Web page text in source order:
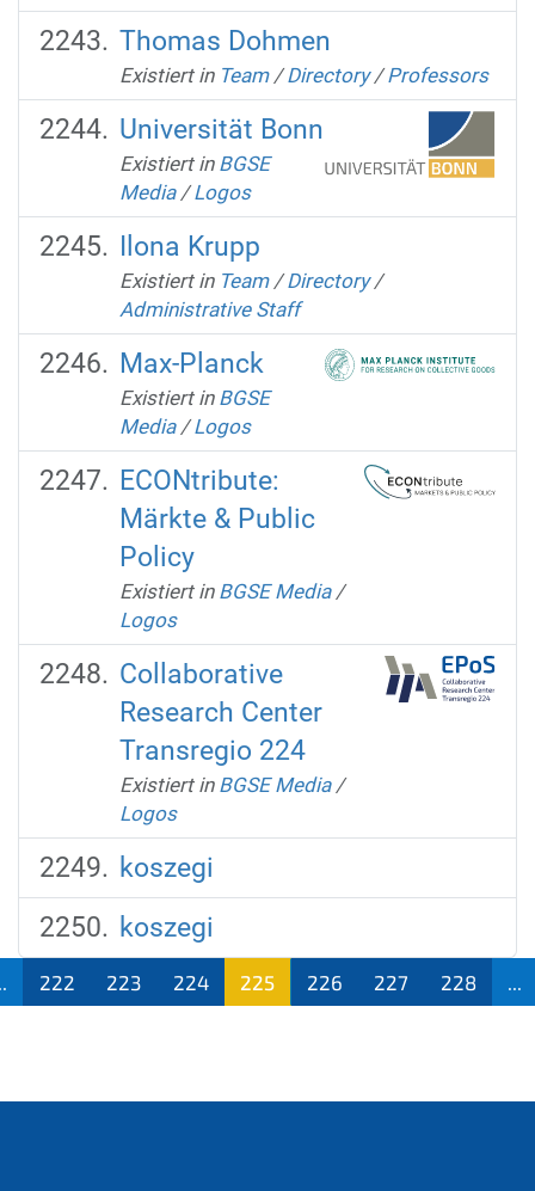
Thomas Dohmen
Existiert in Team /Directory /Professors
Universität Bonn
Existiert in BGSE
Media /Logos
Ilona Krupp
Existiert in Team /Directory /
Administrative Staff
Max-Planck
Existiert in BGSE
Media /Logos
ECONtribute:
Märkte & Public
Policy
Existiert in BGSE Media /
Logos
Collaborative
Research Center
Transregio 224
Existiert in BGSE Media /
Logos
koszegi
koszegi
222 223 224
225
226 227 228